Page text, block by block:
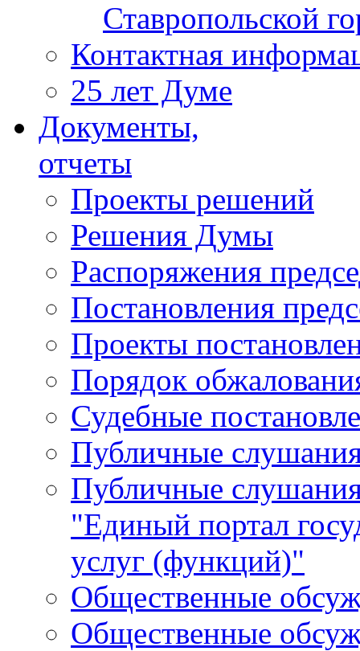
Ставропольской
Контактная
25 лет Думе
Документы,
отчеты
Проекты решений
Решения Думы
Распоряжения
Постановления
Проекты
Порядок
Судебные
Публичные
Публичные
"Единый портал
услуг (функций)"
Общественные
Общественные